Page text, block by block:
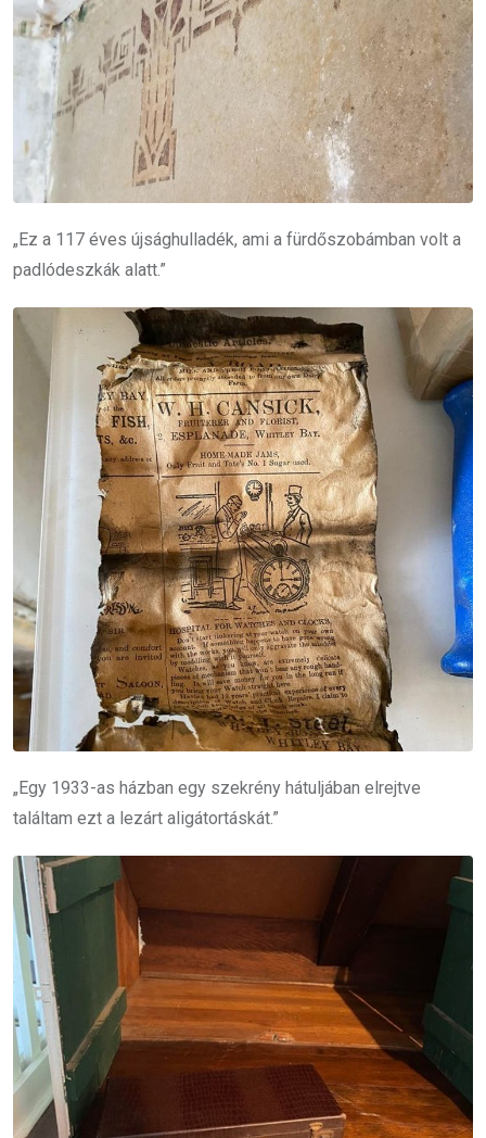
„Ez a 117 éves újsághulladék, ami a fürdőszobámban volt a
padlódeszkák alatt.”
„Egy 1933-as házban egy szekrény hátuljában elrejtve
találtam ezt a lezárt aligátortáskát.”